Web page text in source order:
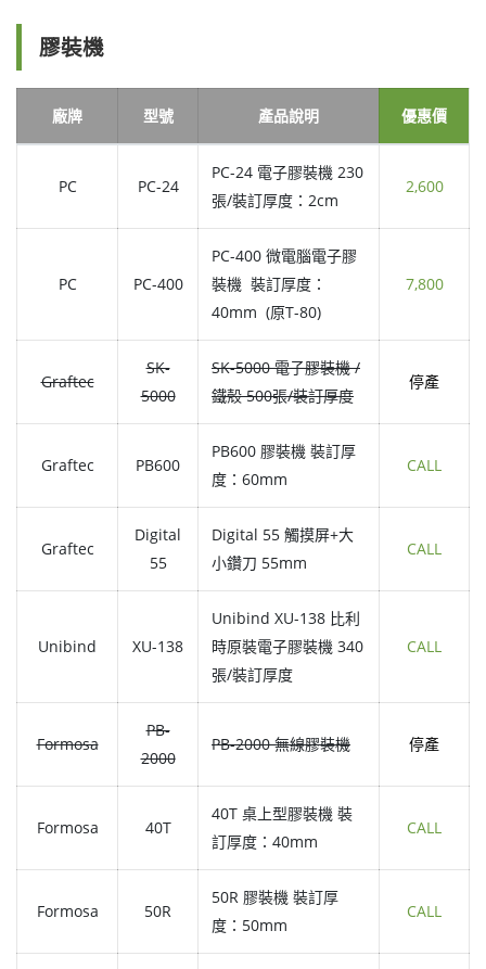
膠裝機
廠牌 型號 產品說明 優惠價
PC PC-24
PC-24 電子膠裝機 230
張/裝訂厚度：2cm
2,600
PC PC-400
PC-400 微電腦電子膠
裝機 裝訂厚度：
40mm (原T-80)
7,800
Graftec
SK-
5000
SK-5000 電子膠裝機 /
鐵殼 500張/裝訂厚度
停產
Graftec PB600
PB600 膠裝機 裝訂厚
度：60mm
CALL
Graftec
Digital
55
Digital 55 觸摸屏+大
小鑽刀 55mm
CALL
Unibind XU-138
Unibind XU-138 比利
時原裝電子膠裝機 340
張/裝訂厚度
CALL
Formosa
PB-
2000
PB-2000 無線膠裝機 停產
Formosa 40T
40T 桌上型膠裝機 裝
訂厚度：40mm
CALL
Formosa 50R
50R 膠裝機 裝訂厚
度：50mm
CALL